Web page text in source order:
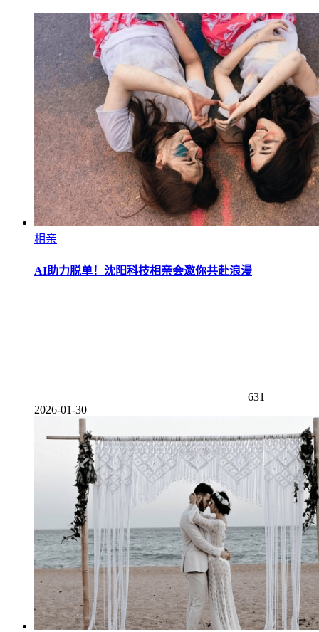
相亲
AI助力脱单！沈阳科技相亲会邀你共赴浪漫
631
2026-01-30